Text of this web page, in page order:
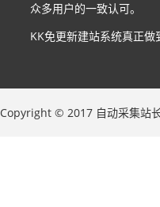
众多用户的一致认可。
KK免更新建站系统真正
Copyright © 2017 自动采集站